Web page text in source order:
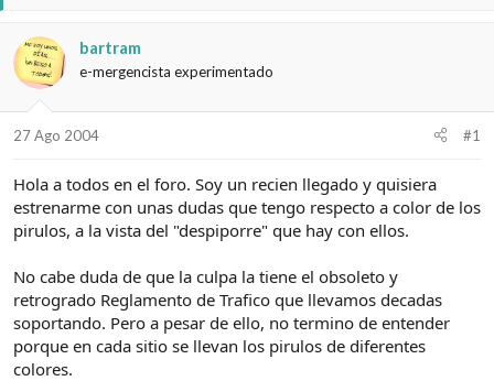
a
d
o
e
t
e
a
d
o
bartram
e-mergencista experimentado
27 Ago 2004 #1
Hola a todos en el foro. Soy un recien llegado y quisiera
estrenarme con unas dudas que tengo respecto a color de los
pirulos, a la vista del "despiporre" que hay con ellos.
No cabe duda de que la culpa la tiene el obsoleto y
retrogrado Reglamento de Trafico que llevamos decadas
soportando. Pero a pesar de ello, no termino de entender
porque en cada sitio se llevan los pirulos de diferentes
colores.